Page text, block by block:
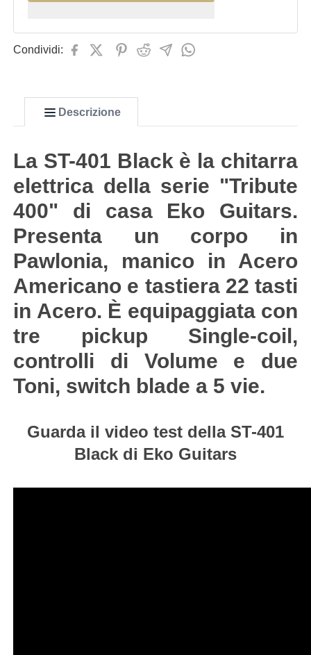
Condividi:
Descrizione
La ST-401 Black è la chitarra
elettrica della serie "Tribute
400" di casa Eko Guitars.
Presenta un corpo in
Pawlonia, manico in Acero
Americano e tastiera 22 tasti
in Acero. È equipaggiata con
tre pickup Single-coil,
controlli di Volume e due
Toni, switch blade a 5 vie.
Guarda il video test della ST-401
Black di Eko Guitars